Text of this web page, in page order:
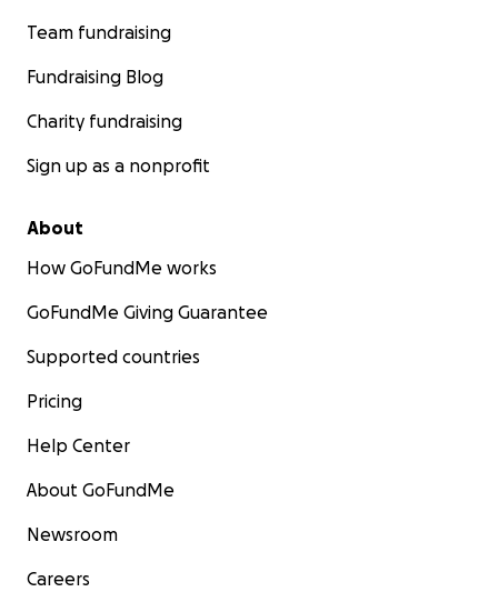
Team fundraising
Fundraising Blog
Charity fundraising
Sign up as a nonprofit
About
How GoFundMe works
GoFundMe Giving Guarantee
Supported countries
Pricing
Help Center
About GoFundMe
Newsroom
Careers